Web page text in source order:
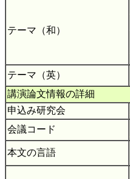
テーマ（和）
テーマ（英）
講演論文情報の詳細
申込み研究会
会議コード
本文の言語